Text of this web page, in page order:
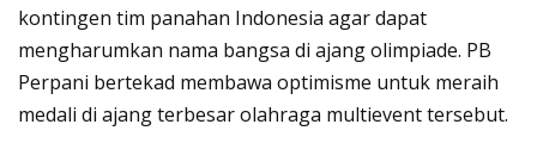
kontingen tim panahan Indonesia agar dapat
mengharumkan nama bangsa di ajang olimpiade. PB
Perpani bertekad membawa optimisme untuk meraih
medali di ajang terbesar olahraga multievent tersebut.